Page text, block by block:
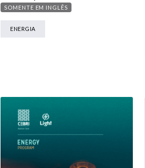
SOMENTE EM INGLÊS
ENERGIA